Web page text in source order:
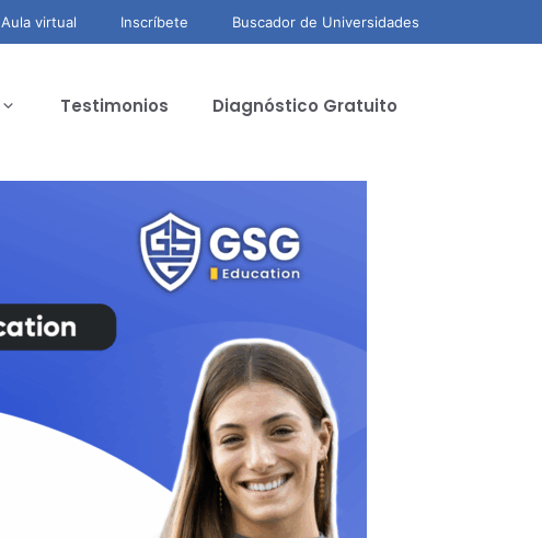
Aula virtual Inscríbete Buscador de Universidades
Testimonios Diagnóstico Gratuito